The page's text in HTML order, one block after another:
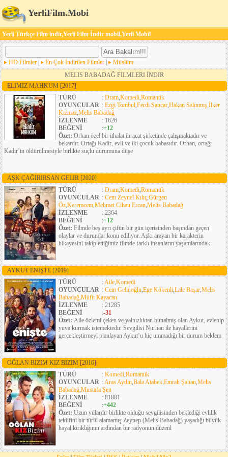
YerliFilm.Mobi
Yerli Türkçe Film indir,Yerli Film İndir mobil,Yerli Mobil
HD Filmler En Çok İndirilen Filmler
Müslüm
MELIS BABADAĞ FILMLERI İNDIR
ELIMIZ MAHKUM [2017]
TÜRÜ
: Dram,Komedi,Romantik
OYUNCULAR : Ezgi Tombul,Ferdi Sancar,Hakan Salınmış,İlker
Kızmaz,Melis Babadağ
İZLENME
: 1626
BEĞENİ
:+12
Özet: Orhan özel bir ithalat ihracat şirketinde çalışmaktadır ve
bekardır. Ortağı Kadir, evli ve iki çocuk babasıdır. Orhan, ortağı
Kadir’in öldürülmesiyle birlikte suçlu durumuna düşe
AŞK ÇAĞIRIRSAN GELIR [2020]
TÜRÜ
: Dram,Komedi,Romantik
OYUNCULAR : Cem Zeynel Kılıç,Gürgen
Öz,Keremcem,Mehmet Cihan Ercan,Melis Babadağ
İZLENME
: 2364
BEĞENİ
:+12
Özet: Filmde beş ayrı çiftin bir gün içerisinden başından geçen
olaylar ve durumlar konu ediliyor. Aşkı arayan bir karakterin
hikayesini takip ettiğimiz filmde farklı insanların yaşamlarındak
AYKUT ENIŞTE [2019]
TÜRÜ
:Aile,Komedi
OYUNCULAR : Cem Gelinoğlu,Ege Kökenli,Lale Başar,Melis
Babadağ,Müfit Kayacan
İZLENME
: 21285
BEĞENİ
:-31
Özet: Aile özlemi çeken ve yalnızlıktan bunalmış olan Aykut, evlenip
yuva kurmak istemektedir. Sevgilisi Nurhan ile hayallerini
gerçekleştirmeyi planlayan Aykut’u hiç ummadığı bir durum beklem
OĞLAN BIZIM KIZ BIZIM [2016]
TÜRÜ
: Komedi,Romantik
OYUNCULAR :Aras Aydın,Bala Atabek,Emrah Şahan,Melis
Babadağ,Mustafa Şen
İZLENME
: 81881
BEĞENİ
:+442
Özet: Uzun yıllardır birlikte olduğu sevgilisinden beklediği evlilik
teklifini bir türlü alamamış Zeynep (Melis Babadağ) yaşadığı büyük
hayal kırıklığının ardından bir radyonun düzenl